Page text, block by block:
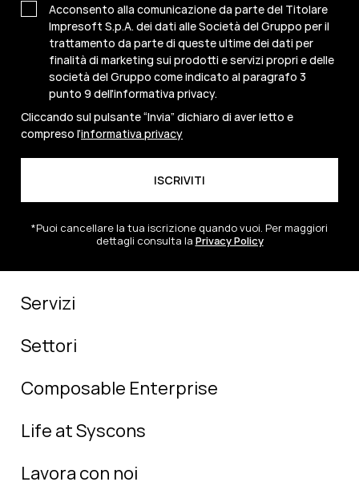
Acconsento alla comunicazione da parte del Titolare
Impresoft S.p.A. dei dati alle Società del Gruppo per il
trattamento da parte di queste ultime dei dati per
finalità di marketing sui prodotti e servizi propri e delle
società del Gruppo come indicato al paragrafo 3
punto 9 dell'informativa privacy.
Cliccando sul pulsante “Invia” dichiaro di aver letto e
compreso l’informativa privacy
*Puoi cancellare la tua iscrizione quando vuoi. Per maggiori
dettagli consulta la Privacy Policy
Servizi
Settori
Composable Enterprise
Life at Syscons
Lavora con noi